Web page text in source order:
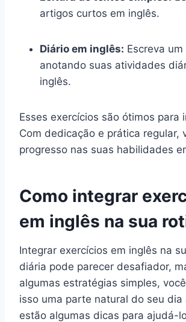
artigos curtos em inglês.
Diário em inglês: Escreva
anotando suas atividades
inglês.
Esses exercícios são ótimos para
Com dedicação e prática regular,
progresso nas suas habilidades
Como integrar
em inglês na sua
Integrar exercícios em inglês na
diária pode parecer desafiador,
algumas estratégias simples,
isso uma parte natural do seu dia
estão algumas dicas para ajudá-